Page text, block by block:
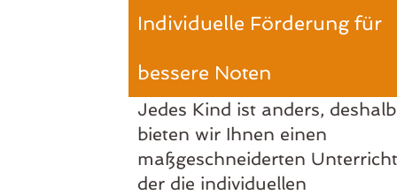
Individuelle Förderung für
bessere Noten
Jedes Kind ist anders, deshalb
bieten wir Ihnen einen
maßgeschneiderten
der die individuellen